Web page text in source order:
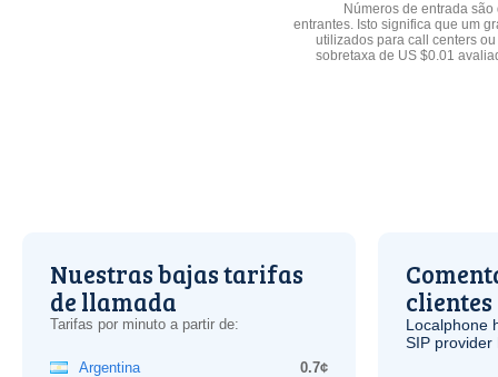
Números de entrada
entrantes. Isto significa que um
utilizados para call centers
sobretaxa de US $0.01
Nuestras bajas tarifas
de llamada
Tarifas por minuto a partir de:
Argentina
0.7¢
clientes
Localphone
SIP provider